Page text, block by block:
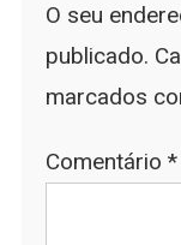
O seu
publicado.
marcados
Comentário *